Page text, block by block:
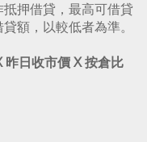
押借貸，最高可借貸
額，以較低者為準。
昨日收市價X按倉比